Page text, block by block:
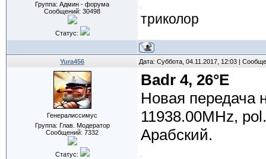
Группа: Админ - форума
Сообщений: 30498
Статус:
триколор
Yura456 Дата: Суббота, 04.11.2017, 12:03 |
Генералиссимус
Группа: Глав. Модератор
Сообщений: 7332
Статус:
Badr 4, 26°E
Новая передача
11938.00MHz,
Арабский.